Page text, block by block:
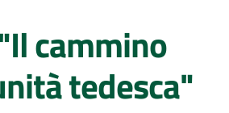
cammino
tedesca"